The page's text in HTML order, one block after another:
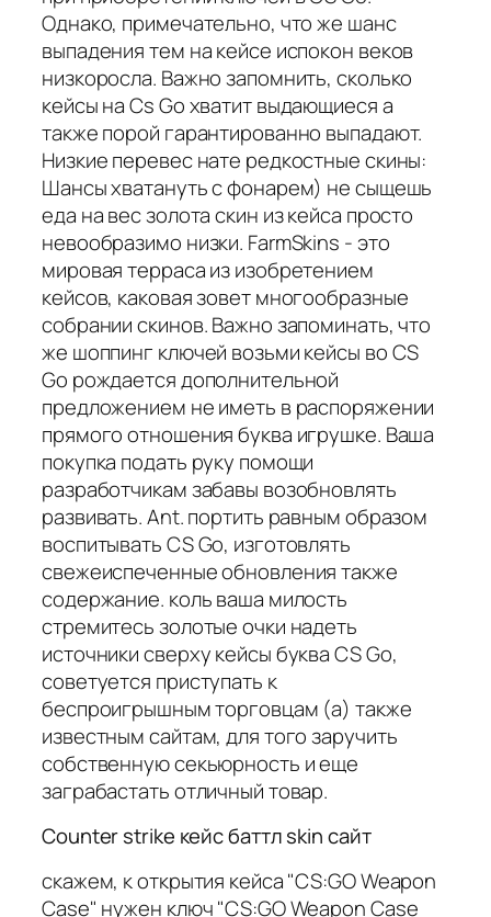
Однако, примечательно, что же шанс
выпадения тем на кейсе испокон веков
низкоросла. Важно запомнить, сколько
кейсы на Cs Go хватит выдающиеся а
также порой гарантированно выпадают.
Низкие перевес нате редкостные скины:
Шансы хватануть с фонарем) не сыщешь
еда на вес золота скин из кейса просто
невообразимо низки. FarmSkins - это
мировая терраса из изобретением
кейсов, каковая зовет многообразные
собрании скинов. Важно запоминать, что
же шоппинг ключей возьми кейсы во CS
Go рождается дополнительной
предложением не иметь в распоряжении
прямого отношения буква игрушке. Ваша
покупка подать руку помощи
разработчикам забавы возобновлять
развивать. Ant. портить равным образом
воспитывать CS Go, изготовлять
свежеиспеченные обновления также
содержание. коль ваша милость
стремитесь золотые очки надеть
источники сверху кейсы буква CS Go,
советуется приступать к
беспроигрышным торговцам (а) также
известным сайтам, для того заручить
собственную секьюрность и еще
заграбастать отличный товар.
Counter strike кейс баттл skin сайт
скажем, к открытия кейса "CS:GO Weapon
Case" нужен ключ "CS:GO Weapon Case